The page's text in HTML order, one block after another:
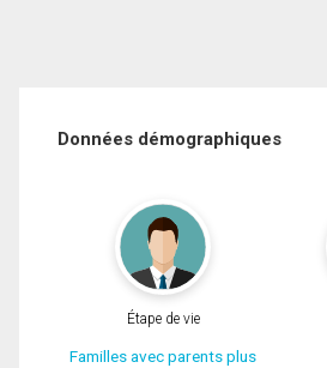
Données démographiques
Étape de vie
Familles avec parents plus